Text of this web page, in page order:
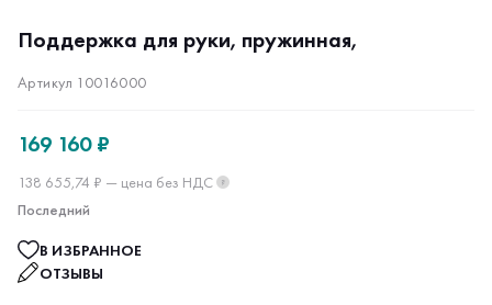
Поддержка для руки, пружинная,
Артикул 10016000
169 160 ₽
138 655,74 ₽ — цена без НДС ?
Последний
В ИЗБРАННОЕ
ОТЗЫВЫ